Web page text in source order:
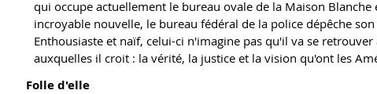
qui occupe actuellement le bureau ovale de la Maison
incroyable nouvelle, le bureau fédéral de la police dépêche
Enthousiaste et naïf, celui-ci n'imagine pas qu'il va se
auxquelles il croit : la vérité, la justice et la vision qu'ont les
Folle d'elle